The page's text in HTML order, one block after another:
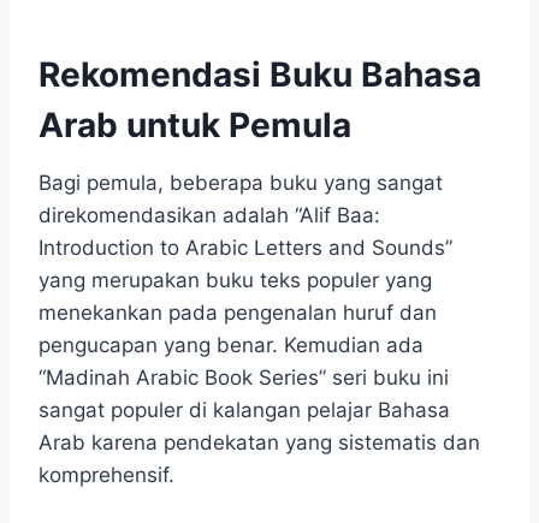
Rekomendasi Buku Bahasa
Arab untuk Pemula
Bagi pemula, beberapa buku yang sangat
direkomendasikan adalah “Alif Baa:
Introduction to Arabic Letters and Sounds”
yang merupakan buku teks populer yang
menekankan pada pengenalan huruf dan
pengucapan yang benar. Kemudian ada
“Madinah Arabic Book Series” seri buku ini
sangat populer di kalangan pelajar Bahasa
Arab karena pendekatan yang sistematis dan
komprehensif.